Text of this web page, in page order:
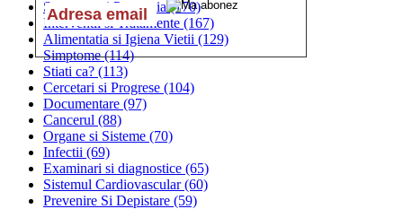
Sanatatea si Preventia(170)
Interventii si Tratamente (167)
Alimentatia si Igiena Vietii (129)
Simptome(114)
Stiati ca? (113)
Cercetari si Progrese (104)
Documentare (97)
Cancerul (88)
Organe si Sisteme (70)
Infectii (69)
Examinari si diagnostice (65)
Sistemul Cardiovascular(60)
Prevenire Si Depistare (59)